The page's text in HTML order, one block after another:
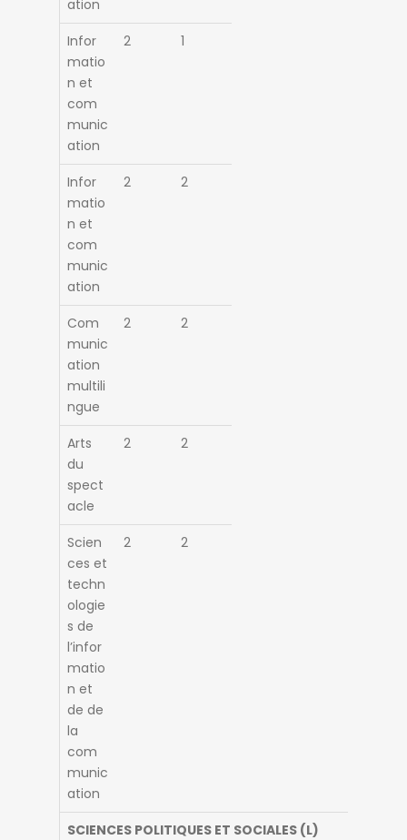
ation
Infor
matio
n et
com
munic
ation
2 1
Infor
matio
n et
com
munic
ation
2 2
Com
munic
ation
multili
ngue
2 2
Arts
du
spect
acle
2 2
Scien
ces et
techn
ologie
s de
l’infor
matio
n et
de de
la
com
munic
ation
2 2
SCIENCES POLITIQUES ET SOCIALES (L)